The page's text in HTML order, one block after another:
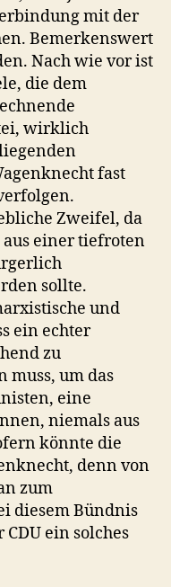
mit der
Bemerkenswert
Nach wie vor ist
die dem
wirklich
fast
Zweifel, da
aus einer tiefroten
sollte.
und
ein echter
zu
um das
eine
niemals aus
könnte die
denn von
zum
diesem Bündnis
ein solches